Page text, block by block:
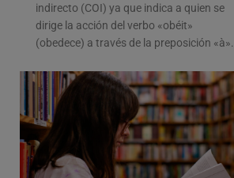
indirecto (COI) ya que indica a quien se
dirige la acción del verbo «obéit»
(obedece) a través de la preposición «à».